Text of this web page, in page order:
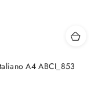
A4 ABCI_853